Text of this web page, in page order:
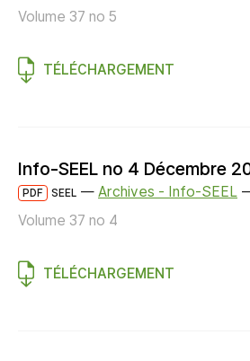
Volume 37 no 5
TÉLÉCHARGEMENT
Info-SEEL no 4 Décembre
PDF SEEL — Archives - Info-SEEL
Volume 37 no 4
TÉLÉCHARGEMENT